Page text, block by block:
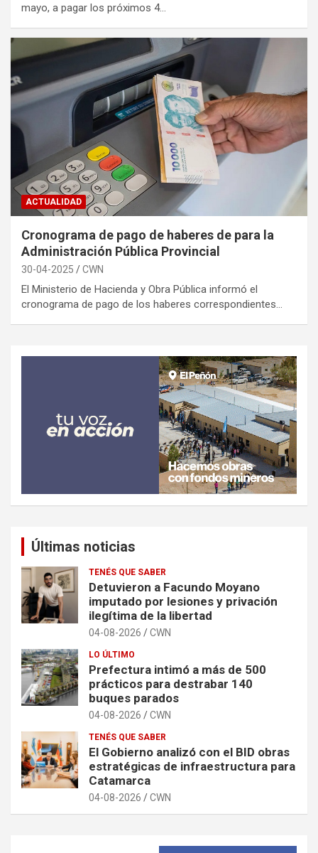
mayo, a pagar los próximos 4…
ACTUALIDAD
Cronograma de pago de haberes de para la
Administración Pública Provincial
30-04-2025 CWN
El Ministerio de Hacienda y Obra Pública informó el
cronograma de pago de los haberes correspondientes…
Últimas noticias
TENÉS QUE SABER
Detuvieron a Facundo Moyano
imputado por lesiones y privación
ilegítima de la libertad
04-08-2026 CWN
LO ÚLTIMO
Prefectura intimó a más de 500
prácticos para destrabar 140
buques parados
04-08-2026 CWN
TENÉS QUE SABER
El Gobierno analizó con el BID obras
estratégicas de infraestructura para
Catamarca
04-08-2026 CWN